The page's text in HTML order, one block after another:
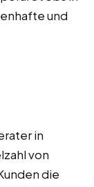
und
in
von
die